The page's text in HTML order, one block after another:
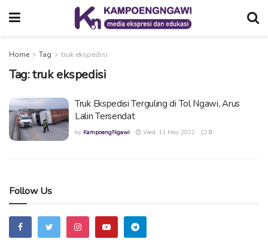
Home Tag truk ekspedisi
Tag:truk ekspedisi
Truk Ekspedisi Terguling di Tol Ngawi, Arus
Lalin Tersendat
by KampoengNgawi Wed, 11 May 2022 0
Follow Us